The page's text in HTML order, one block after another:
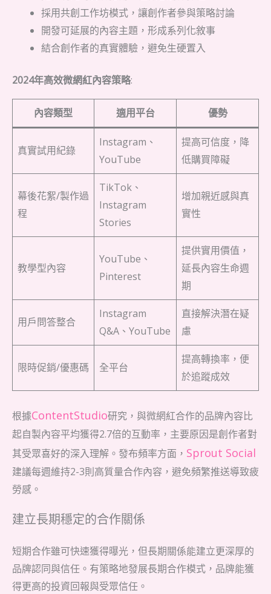
採用共創工作坊模式，讓創作者參與策略討論
開發可延展的內容主題，形成系列化敘事
結合創作者的真實體驗，避免生硬置入
2024年高效微網紅內容策略:
內容類型 適用平台 優勢
真實試用紀錄
Instagram、
YouTube
提高可信度，降
低購買障礙
幕後花絮/製作過
程
TikTok、
Instagram
Stories
增加親近感與真
實性
教學型內容
YouTube、
Pinterest
提供實用價值，
延長內容生命週
期
用戶問答整合
Instagram
Q&A、YouTube
直接解決潛在疑
慮
限時促銷/優惠碼 全平台
提高轉換率，便
於追蹤成效
根據ContentStudio研究，與微網紅合作的品牌內容比
起自製內容平均獲得2.7倍的互動率，主要原因是創作者對
其受眾喜好的深入理解。發布頻率方面， Sprout Social
建議每週維持2-3則高質量合作內容，避免頻繁推送導致疲
勞感。
建立長期穩定的合作關係
短期合作雖可快速獲得曝光，但長期關係能建立更深厚的
品牌認同與信任。有策略地發展長期合作模式，品牌能獲
得更高的投資回報與受眾信任。